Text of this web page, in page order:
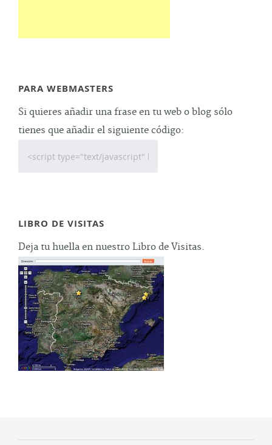
PARA WEBMASTERS
Si quieres añadir una frase en tu web o blog sólo
tienes que añadir el siguiente código:
LIBRO DE VISITAS
Deja tu huella en nuestro Libro de Visitas.